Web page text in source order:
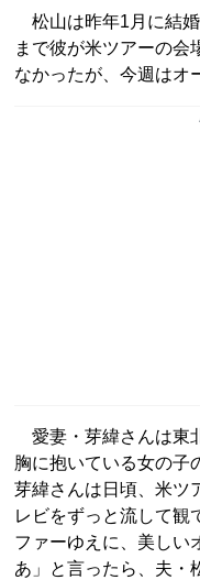
松山は昨年1月に結
まで彼が米ツアーの会
なかったが、今週はオ
愛妻・芽緯さんは東
胸に抱いている女の子
芽緯さんは日頃、米ツ
レビをずっと流して観
ファーゆえに、美しい
あ」と言ったら、夫・